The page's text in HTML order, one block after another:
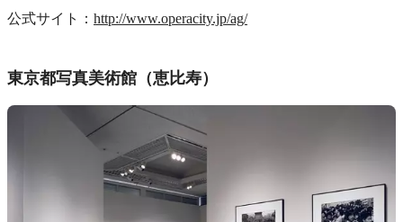
公式サイト： http://www.operacity.jp/ag/
東京都写真美術館（恵比寿）